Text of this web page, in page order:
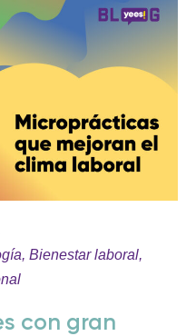
, Bienestar laboral,
con gran